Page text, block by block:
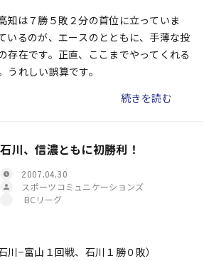
知は７勝５敗２分の首位に立っていま
いるのが、エースのとともに、手薄な投
存在です。正直、ここまでやってくれる
うれしい誤算です。
続きを読む
石川、信濃ともに初勝利！
2007.04.30
スポーツコミュニケーションズ
BCリーグ
石川−富山１回戦、石川１勝０敗）